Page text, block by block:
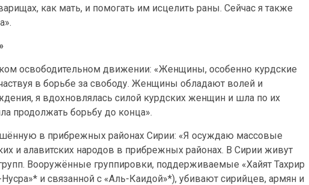
как мать, и помогать им исцелить раны. Сейчас я также
освободительном движении: «Женщины, особенно курдские
в борьбе за свободу. Женщины обладают волей и
я вдохновлялась силой курдских женщин и шла по их
продолжать борьбу до конца».
в прибрежных районах Сирии: «Я осуждаю массовые
и алавитских народов в прибрежных районах. В Сирии живут
Вооружённые группировки, поддерживаемые «Хайят Тахрир
и связанной с «Аль-Каидой»*), убивают сирийцев, армян и